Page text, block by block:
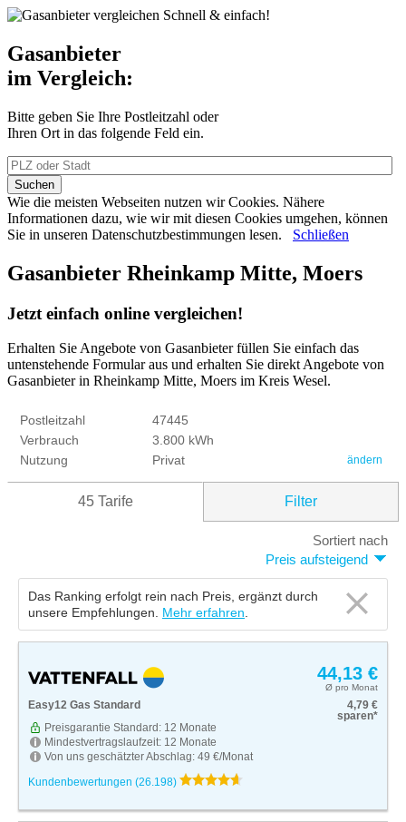
Schnell & einfach!
Gasanbieter
im Vergleich:
Bitte geben Sie Ihre Postleitzahl oder
Ihren Ort in das folgende Feld ein.
Wie die meisten Webseiten nutzen wir Cookies. Nähere
Informationen dazu, wie wir mit diesen Cookies umgehen, können
Sie in unseren Datenschutzbestimmungen lesen. Schließen
Gasanbieter Rheinkamp Mitte, Moers
Jetzt einfach online vergleichen!
Erhalten Sie Angebote von Gasanbieter füllen Sie einfach das
untenstehende Formular aus und erhalten Sie direkt Angebote von
Gasanbieter in Rheinkamp Mitte, Moers im Kreis Wesel.